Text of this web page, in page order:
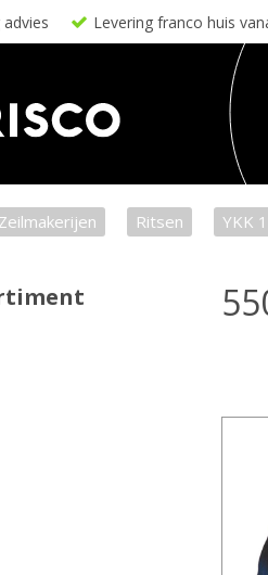
Levering franco huis
Zeilmakerijen Ritsen YKK